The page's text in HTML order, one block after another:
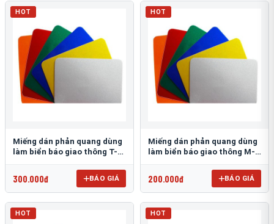
HOT
Miếng dán phản quang dùng
làm biển báo giao thông T-
300.000đ BÁO GIÁ
HOT
Miếng dán phản quang dùng
làm biển báo giao thông M-
200.000đ BÁO GIÁ
HOT HOT